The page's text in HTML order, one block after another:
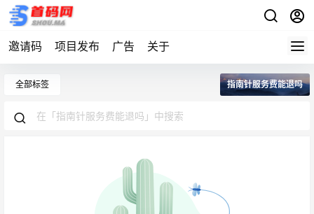
邀请码 项目发布 广告 关于
全部标签 指南针服务费能退吗